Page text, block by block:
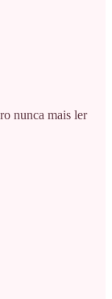
nunca mais ler